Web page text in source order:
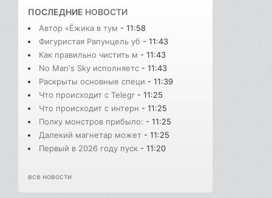
ПОСЛЕДНИЕ НОВОСТИ
Автор «Ёжика в тум - 11:58
Фигуристая Рапунцель уб - 11:43
Как правильно чистить м - 11:43
No Man's Sky исполняетс - 11:43
Раскрыты основные специ - 11:39
Что происходит с Telegr - 11:25
Что происходит с интерн - 11:25
Полку монстров прибыло: - 11:25
Далекий магнетар может - 11:25
Первый в 2026 году пуск - 11:20
все новости